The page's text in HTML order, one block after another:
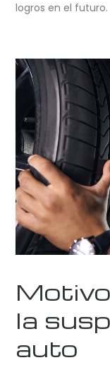
logros en el futuro.
la
auto